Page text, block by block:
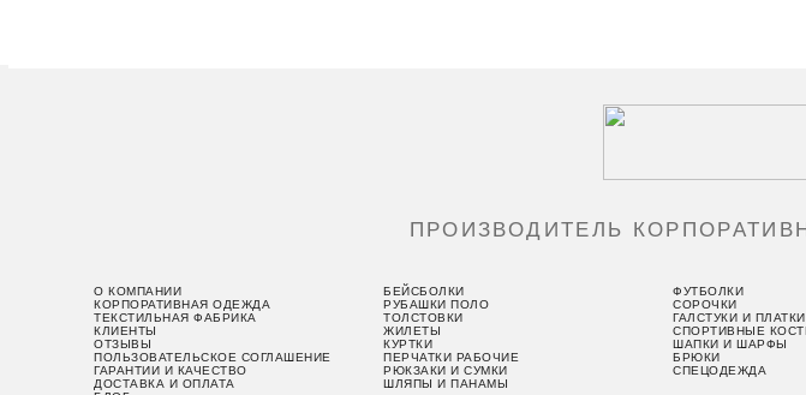
ПРОИЗВОДИТЕЛЬ
О КОМПАНИИ
КОРПОРАТИВНАЯ ОДЕЖДА
ТЕКСТИЛЬНАЯ ФАБРИКА
КЛИЕНТЫ
ОТЗЫВЫ
ПОЛЬЗОВАТЕЛЬСКОЕ СОГЛАШЕНИЕ
ГАРАНТИИ И КАЧЕСТВО
ДОСТАВКА И ОПЛАТА
БЕЙСБОЛКИ
РУБАШКИ ПОЛО
ТОЛСТОВКИ
ЖИЛЕТЫ
КУРТКИ
ПЕРЧАТКИ РАБОЧИЕ
РЮКЗАКИ И СУМКИ
ШЛЯПЫ И ПАНАМЫ
ФУТБОЛКИ
СОРОЧКИ
ГАЛСТУКИ И ПЛАТКИ
СПОРТИВНЫЕ
ШАПКИ И ШАРФЫ
БРЮКИ
СПЕЦОДЕЖДА